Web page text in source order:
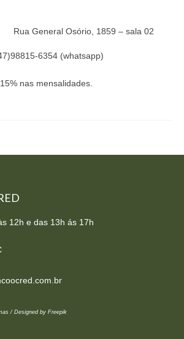
Rua General Osório, 1859 – sala 02
6354 (whatsapp)
nas mensalidades.
12h e das 13h ás 17h
/ Designed by Freepik